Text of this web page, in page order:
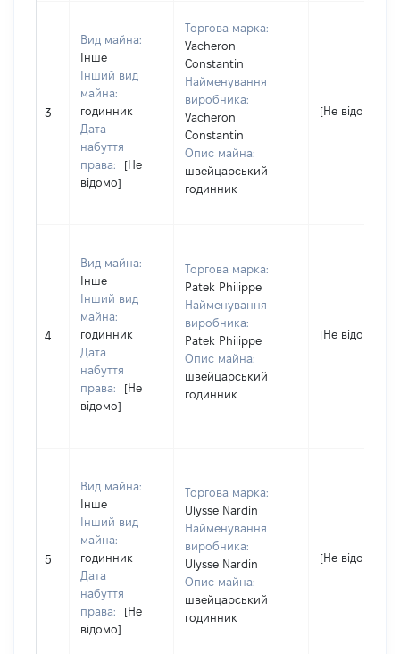
3
Вид майна:
Інше
Інший вид
майна:
годинник
Дата
набуття
права:
[Не
відомо]
Торгова марка:
Vacheron
Constantin
Найменування
виробника:
Vacheron
Constantin
Опис майна:
швейцарський
годинник
[Не відомо]
4
Вид майна:
Інше
Інший вид
майна:
годинник
Дата
набуття
права:
[Не
відомо]
Торгова марка:
Patek Philippe
Найменування
виробника:
Patek Philippe
Опис майна:
швейцарський
годинник
[Не відомо]
5
Вид майна:
Інше
Інший вид
майна:
годинник
Дата
набуття
права:
[Не
відомо]
Торгова марка:
Ulysse Nardin
Найменування
виробника:
Ulysse Nardin
Опис майна:
швейцарський
годинник
[Не відомо]